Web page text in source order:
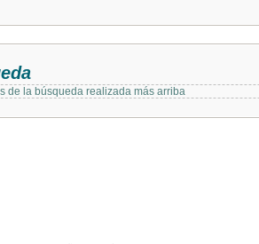
de la búsqueda realizada más arriba